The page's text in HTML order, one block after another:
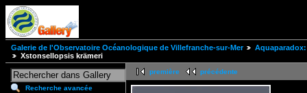
Galerie de l'Observatoire Océanologique de Villefranche-sur-Mer
Xstonsellopsis krämeri
Recherche avancée
première précédente